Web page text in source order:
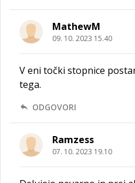
MathewM
09. 10. 2023 15.40
V eni točki stopnice
tega.
ODGOVORI
Ramzess
07. 10. 2023 19.10